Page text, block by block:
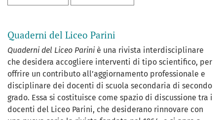
Quaderni del Liceo Parini
Quaderni del Liceo Parini è una rivista interdisciplinare
che desidera accogliere interventi di tipo scientifico, per
offrire un contributo all’aggiornamento professionale e
disciplinare dei docenti di scuola secondaria di secondo
grado. Essa si costituisce come spazio di discussione tra i
docenti del Liceo Parini, che desiderano rinnovare con